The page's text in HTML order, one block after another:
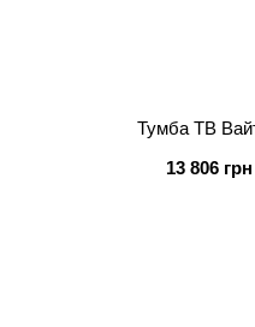
Тумба ТВ
13 806 грн